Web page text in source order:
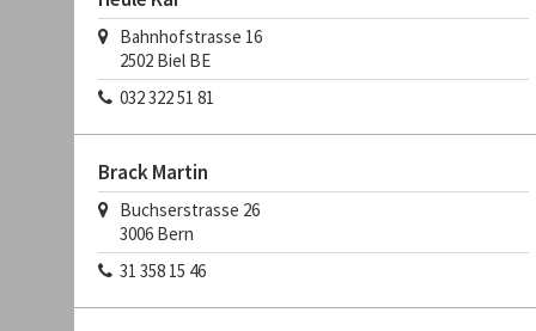
Bahnhofstrasse 16
2502 Biel BE
032 322 51 81
Brack Martin
Buchserstrasse 26
3006 Bern
31 358 15 46